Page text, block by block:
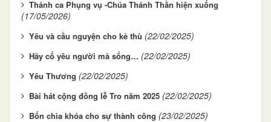
Thánh ca Phụng vụ -Chúa Thánh Thần hiện xuống
(17/05/2026)
Yêu và cầu nguyện cho kẻ thù (22/02/2025)
Hãy cố yêu người mà sống… (22/02/2025)
Yêu Thương (22/02/2025)
Bài hát cộng đồng lễ Tro năm 2025 (22/02/2025)
Bốn chìa khóa cho sự thành công (23/02/2025)